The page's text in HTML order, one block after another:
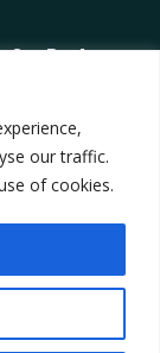
our traffic.
of cookies.
Sao Paulu –
dosad